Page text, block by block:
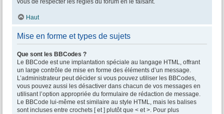
vous de respecter les règles du forum en le faisant.
Haut
Mise en forme et types de sujets
Que sont les BBCodes ?
Le BBCode est une implantation spéciale au langage HTML, offrant
un large contrôle de mise en forme des éléments d’un message.
L’administrateur peut décider si vous pouvez utiliser les BBCodes,
vous pouvez aussi les désactiver dans chacun de vos messages en
utilisant l’option appropriée du formulaire de rédaction de message.
Le BBCode lui-même est similaire au style HTML, mais les balises
sont incluses entre crochets [ et ] plutôt que < et >. Pour plus